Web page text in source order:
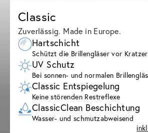
Classic
Zuverlässig. Made in Europe.
Hartschicht
Schützt die Brillengläser vor
UV Schutz
Bei sonnen- und normalen
Classic Entspiegelung
Keine störenden Restreflexe
ClassicClean Beschichtung
Wasser- und schmutzabweisend